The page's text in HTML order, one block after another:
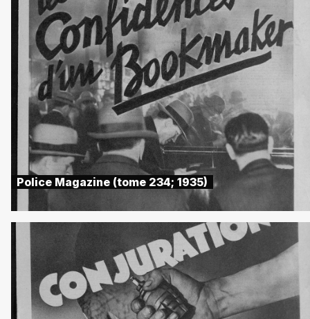
Police Magazine (tome 234; 1935)